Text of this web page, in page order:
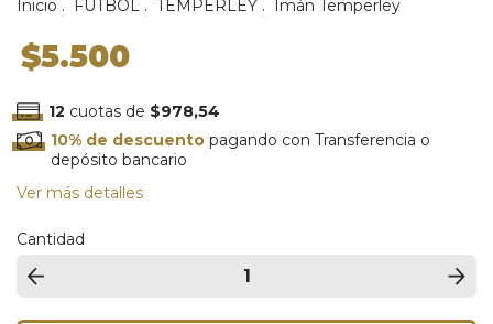
Inicio . FÚTBOL . TEMPERLEY . Imán Temperley
$5.500
12 cuotas de $978,54
10% de descuento pagando con Transferencia o
depósito bancario
Ver más detalles
Cantidad